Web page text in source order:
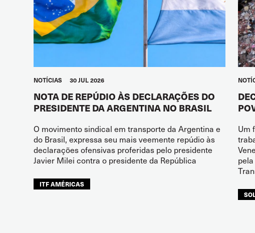
NOTÍCIAS 30 JUL 2026
NOTA DE REPÚDIO ÀS DECLARAÇÕES DO
PRESIDENTE DA ARGENTINA NO BRASIL
O movimento sindical em transporte da Argentina e
do Brasil, expressa seu mais veemente repúdio às
declarações ofensivas proferidas pelo presidente
Javier Milei contra o presidente da República
ITF AMÉRICAS
Um